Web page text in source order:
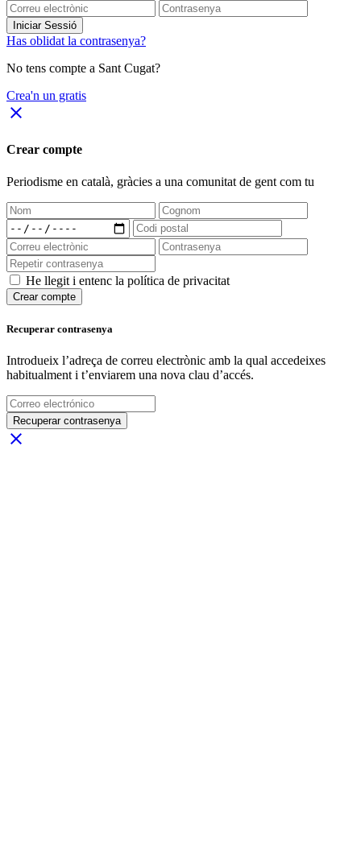
Iniciar Sessió
Has oblidat la contrasenya?
No tens compte a Sant Cugat?
Crea'n un gratis
close
Crear compte
Periodisme en català, gràcies a una comunitat de gent com tu
He llegit i entenc la política de privacitat
Crear compte
Recuperar contrasenya
Introdueix l’adreça de correu electrònic amb la qual accedeixes
habitualment i t’enviarem una nova clau d’accés.
Recuperar contrasenya
close